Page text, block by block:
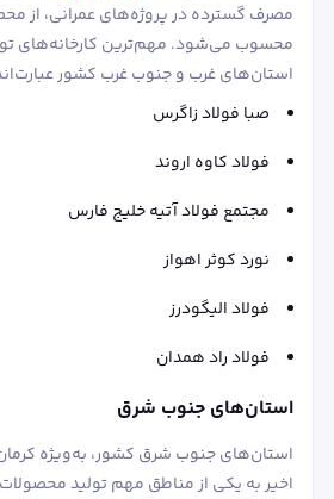
مصرف گسترده در پروژه‌های عمرانی، از
محسوب می‌شود. مهم‌ترین کارخانه‌های
استان‌های غرب و جنوب غرب کشور
صبا فولاد زاگرس
فولاد کاوه اروند
مجتمع فولاد آتیه خلیج فارس
نورد کوثر اهواز
فولاد الیگودرز
فولاد راد همدان
استان‌های جنوب شرق
استان‌های جنوب شرق کشور، به‌ویژه
اخیر به یکی از مناطق مهم تولید